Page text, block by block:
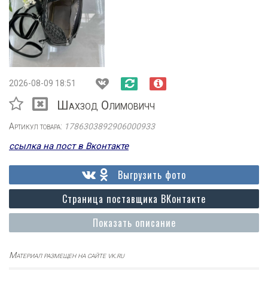
2026-08-09 18:51
Шахзод Олимовичч
Артикул товара: 1786303892906000933
ссылка на пост в Вконтакте
Показать описание
Страница поставщика ВКонтакте
Выгрузить фото
Материал размещен на сайте vk.ru